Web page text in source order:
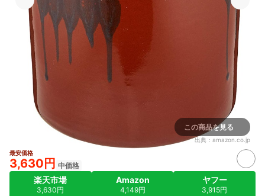
この商品を見る
出典： amazon.co.jp
最安価格
3,630円 中価格
楽天市場
3,630円
Amazon
4,149円
ヤフー
3,915円